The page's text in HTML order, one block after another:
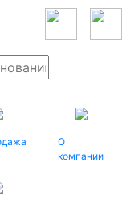
О
компании